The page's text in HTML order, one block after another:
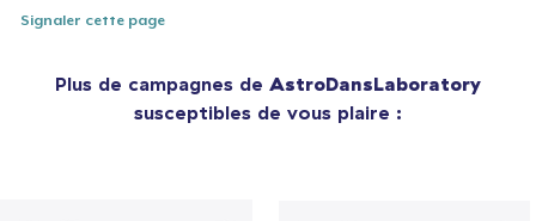
Signaler cette page
Plus de campagnes de AstroDansLaboratory
susceptibles de vous plaire :